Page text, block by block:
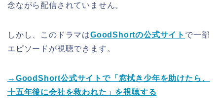
念ながら配信されていません。
しかし、このドラマはGoodShortの公式サイト で一部
エピソードが視聴できます。
→GoodShort公式サイトで「窓拭き少年を助けたら、
十五年後に会社を救われた」を視聴する